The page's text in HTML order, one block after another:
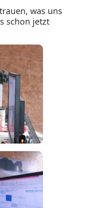
was uns
schon jetzt